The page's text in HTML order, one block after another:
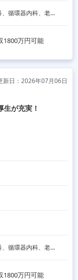
呼吸器内科、一般内科、消化器内科、循環器内科、老人内科
1800万円可能
新日：2026年07月06日
生が充実！
呼吸器内科、一般内科、消化器内科、循環器内科、老人内科
1800万円可能